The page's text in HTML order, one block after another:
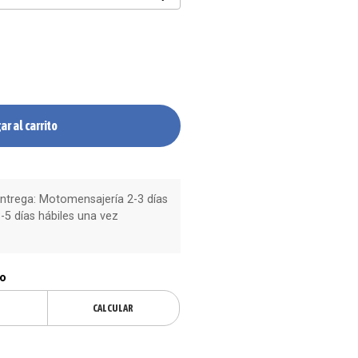
al carrito
Motomensajería 2-3 días
días hábiles una vez
CALCULAR